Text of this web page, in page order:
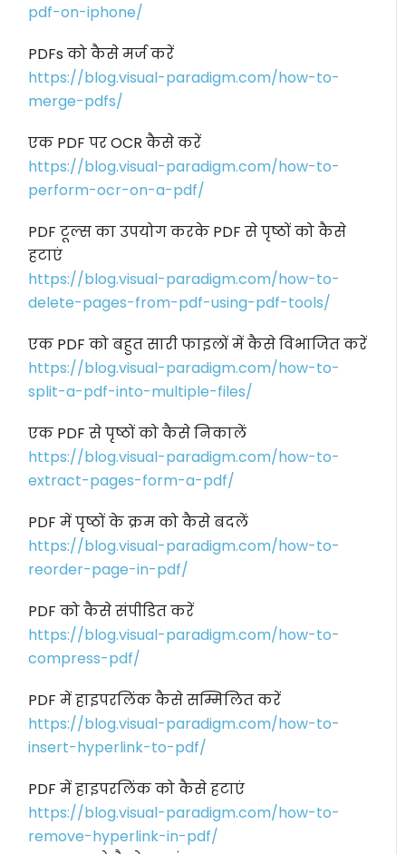
pdf-on-iphone/
PDFs को कैसे मर्ज करें
https://blog.visual-paradigm.com/how-to-
merge-pdfs/
एक PDF पर OCR कैसे करें
https://blog.visual-paradigm.com/how-to-
perform-ocr-on-a-pdf/
PDF टूल्स का उपयोग करके PDF से पृष्ठों को कैसे
हटाएं
https://blog.visual-paradigm.com/how-to-
delete-pages-from-pdf-using-pdf-tools/
एक PDF को बहुत सारी फाइलों में कैसे विभाजित करें
https://blog.visual-paradigm.com/how-to-
split-a-pdf-into-multiple-files/
एक PDF से पृष्ठों को कैसे निकालें
https://blog.visual-paradigm.com/how-to-
extract-pages-form-a-pdf/
PDF में पृष्ठों के क्रम को कैसे बदलें
https://blog.visual-paradigm.com/how-to-
reorder-page-in-pdf/
PDF को कैसे संपीडित करें
https://blog.visual-paradigm.com/how-to-
compress-pdf/
PDF में हाइपरलिंक कैसे सम्मिलित करें
https://blog.visual-paradigm.com/how-to-
insert-hyperlink-to-pdf/
PDF में हाइपरलिंक को कैसे हटाएं
https://blog.visual-paradigm.com/how-to-
remove-hyperlink-in-pdf/